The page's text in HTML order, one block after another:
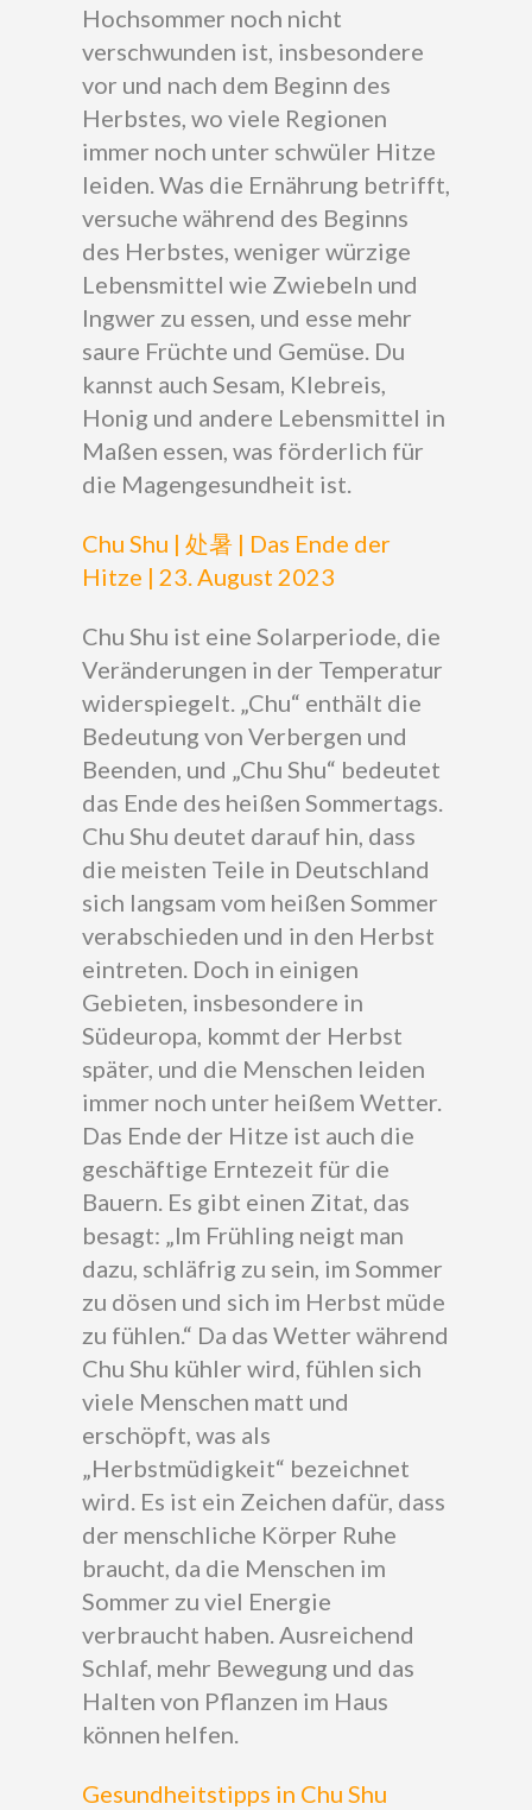
Hochsommer noch nicht
verschwunden ist, insbesondere
vor und nach dem Beginn des
Herbstes, wo viele Regionen
immer noch unter schwüler Hitze
leiden. Was die Ernährung betrifft,
versuche während des Beginns
des Herbstes, weniger würzige
Lebensmittel wie Zwiebeln und
Ingwer zu essen, und esse mehr
saure Früchte und Gemüse. Du
kannst auch Sesam, Klebreis,
Honig und andere Lebensmittel in
Maßen essen, was förderlich für
die Magengesundheit ist.
Chu Shu | 处暑 | Das Ende der
Hitze | 23. August 2023
Chu Shu ist eine Solarperiode, die
Veränderungen in der Temperatur
widerspiegelt. „Chu“ enthält die
Bedeutung von Verbergen und
Beenden, und „Chu Shu“ bedeutet
das Ende des heißen Sommertags.
Chu Shu deutet darauf hin, dass
die meisten Teile in Deutschland
sich langsam vom heißen Sommer
verabschieden und in den Herbst
eintreten. Doch in einigen
Gebieten, insbesondere in
Südeuropa, kommt der Herbst
später, und die Menschen leiden
immer noch unter heißem Wetter.
Das Ende der Hitze ist auch die
geschäftige Erntezeit für die
Bauern. Es gibt einen Zitat, das
besagt: „Im Frühling neigt man
dazu, schläfrig zu sein, im Sommer
zu dösen und sich im Herbst müde
zu fühlen.“ Da das Wetter während
Chu Shu kühler wird, fühlen sich
viele Menschen matt und
erschöpft, was als
„Herbstmüdigkeit“ bezeichnet
wird. Es ist ein Zeichen dafür, dass
der menschliche Körper Ruhe
braucht, da die Menschen im
Sommer zu viel Energie
verbraucht haben. Ausreichend
Schlaf, mehr Bewegung und das
Halten von Pflanzen im Haus
können helfen.
Gesundheitstipps in Chu Shu